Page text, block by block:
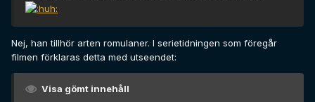
Nej, han tillhör arten romulaner. I serietidningen som föregår
filmen förklaras detta med utseendet:
Visa gömt innehåll